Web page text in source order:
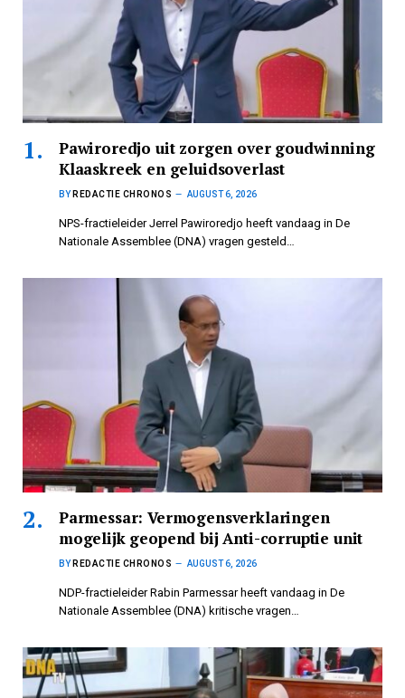
Pawiroredjo uit zorgen over goudwinning
Klaaskreek en geluidsoverlast
BY REDACTIE CHRONOS AUGUST 6, 2026
NPS-fractieleider Jerrel Pawiroredjo heeft vandaag in De
Nationale Assemblee (DNA) vragen gesteld…
Parmessar: Vermogensverklaringen
mogelijk geopend bij Anti-corruptie unit
BY REDACTIE CHRONOS AUGUST 6, 2026
NDP-fractieleider Rabin Parmessar heeft vandaag in De
Nationale Assemblee (DNA) kritische vragen…